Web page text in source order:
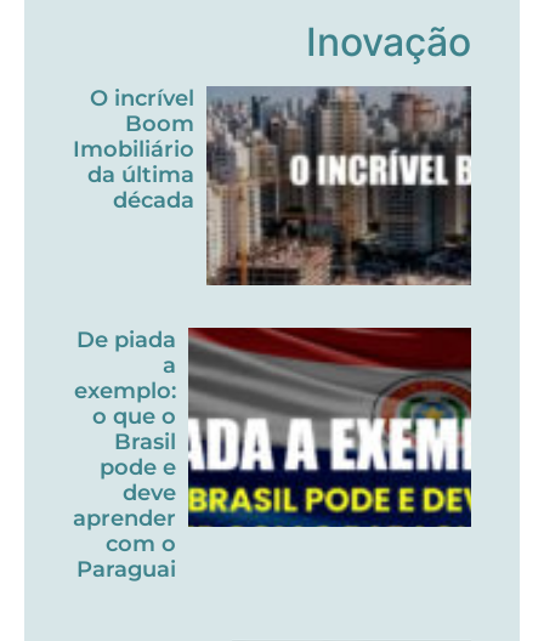
Inovação
O incrível
Boom
Imobiliário
da última
década
De piada
a
exemplo:
o que o
Brasil
pode e
deve
aprender
com o
Paraguai